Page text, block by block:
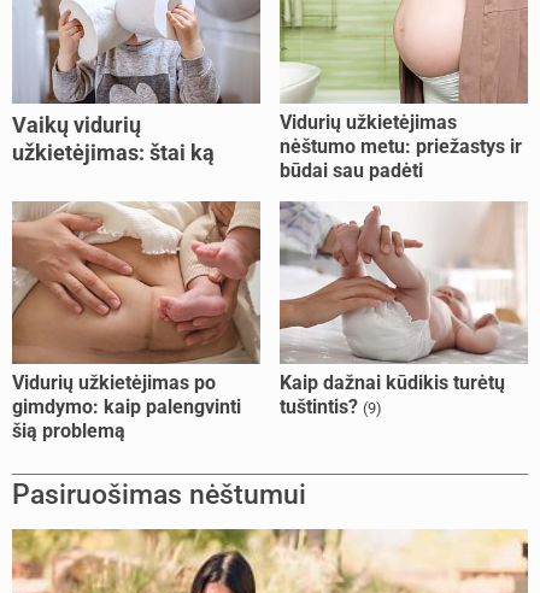
Vaikų vidurių
užkietėjimas: štai ką
Vidurių užkietėjimas
nėštumo metu: priežastys ir
būdai sau padėti
Vidurių užkietėjimas po
gimdymo: kaip palengvinti
šią problemą
Kaip dažnai kūdikis turėtų
tuštintis? (9)
Pasiruošimas nėštumui